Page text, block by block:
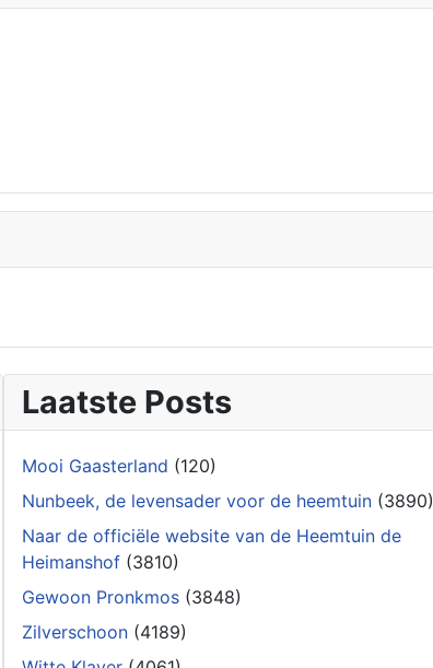
Laatste Posts
Mooi Gaasterland (120)
Nunbeek, de levensader voor de heemtuin (3890)
Naar de officiële website van de Heemtuin de
Heimanshof (3810)
Gewoon Pronkmos (3848)
Zilverschoon (4189)